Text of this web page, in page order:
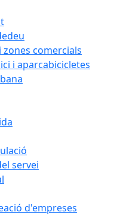
comercials
i aparcabicicletes
servei
d'empreses